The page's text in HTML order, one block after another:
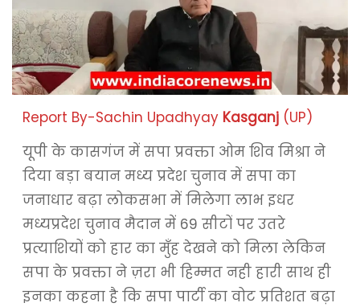
Report By-Sachin Upadhyay Kasganj(UP)
यूपी के कासगंज में सपा प्रवक्ता ओम शिव मिश्रा ने
दिया बड़ा बयान मध्य प्रदेश चुनाव में सपा का
जनाधार बढ़ा लोकसभा में मिलेगा लाभ इधर
मध्यप्रदेश चुनाव मैदान में 69 सीटों पर उतरे
प्रत्याशियों को हार का मुँह देखने को मिला लेकिन
सपा के प्रवक्ता ने ज़रा भी हिम्मत नही हारी साथ ही
इनका कहना है कि सपा पार्टी का वोट प्रतिशत बढ़ा